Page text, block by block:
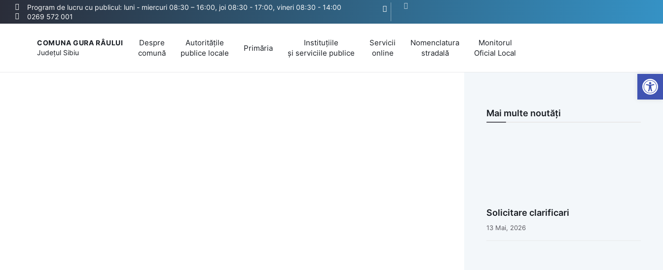
Program de lucru cu publicul: luni - miercuri 08:30 – 16:00, joi 08:30 - 17:00, vineri 08:30 - 14:00
0269 572 001
COMUNA GURA RÂULUI
Județul Sibiu
Despre
comună
Autoritățile
publice locale
Primăria
Instituțiile
și serviciile publice
Servicii
online
Nomenclatura
stradală
Monitorul
Oficial Local
Mai multe noutăți
Solicitare clarificari
13 Mai, 2026